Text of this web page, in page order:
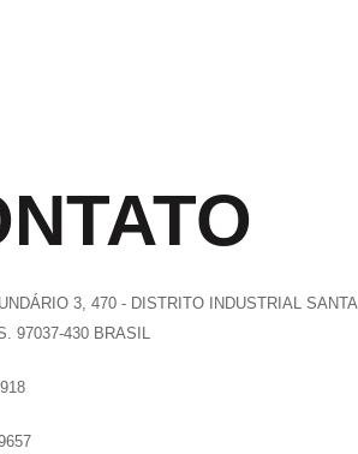
3, 470 - DISTRITO INDUSTRIAL SANTA
97037-430 BRASIL